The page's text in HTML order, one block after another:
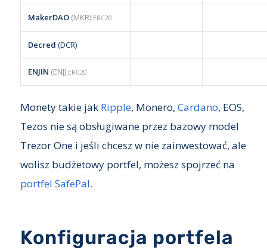
MakerDAO(MKR) ERC20
Decred (DCR)
ENJIN (ENJ) ERC20
Monety takie jak Ripple, Monero, Cardano, EOS,
Tezos nie są obsługiwane przez bazowy model
Trezor One i jeśli chcesz w nie zainwestować, ale
wolisz budżetowy portfel, możesz spojrzeć na
portfel SafePal.
Konfiguracja portfela